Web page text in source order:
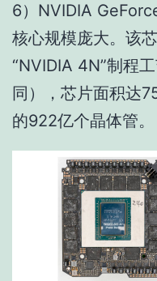
6）NVIDIA
核心规模庞大。该
“NVIDIA 4N”制程
同），芯片面积达
的922亿个晶体管。